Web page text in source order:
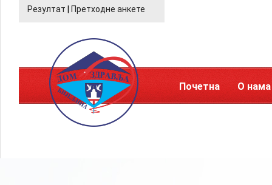
Резултат Претходне анкете
Почетна О нама